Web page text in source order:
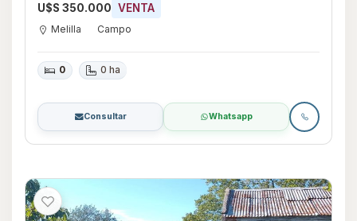
U$S 350.000 VENTA
Melilla Campo
0 0 ha
Consultar Whatsapp